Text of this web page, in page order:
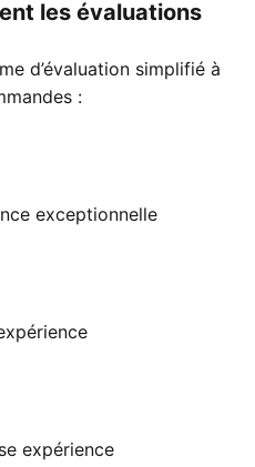
les évaluations
d’évaluation simplifié à
:
exceptionnelle
expérience